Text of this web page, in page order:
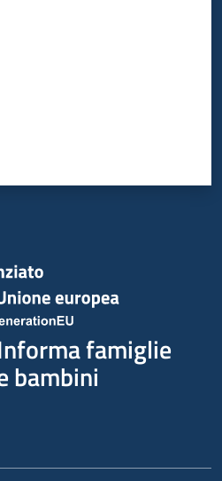
famiglie
bambini